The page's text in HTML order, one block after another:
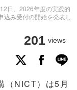
日、2026年度の実践的
込み受付の開始を発表し
201 views
（NICT）は5月